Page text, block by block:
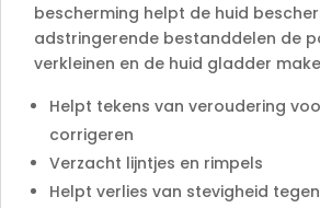
bescherming helpt de huid
adstringerende bestanddelen de
verkleinen en de huid gladder
Helpt tekens van veroudering
corrigeren
Verzacht lijntjes en rimpels
Helpt verlies van stevigheid